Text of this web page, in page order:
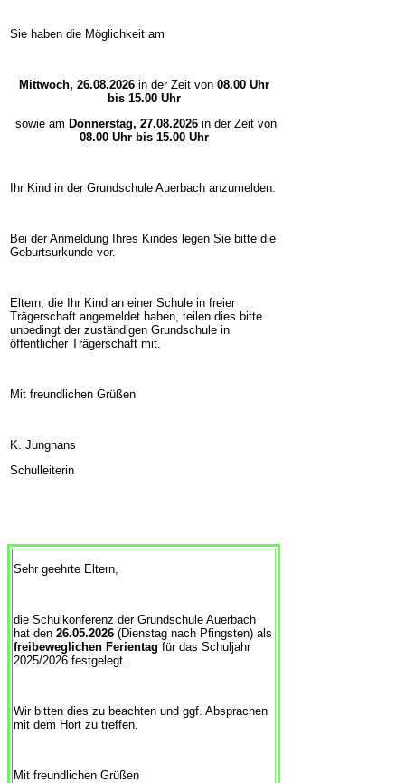
Sie haben die Möglichkeit am
Mittwoch, 26.08.2026in der Zeit von 08.00 Uhr
bis 15.00 Uhr
sowie am Donnerstag, 27.08.2026in der Zeit von
08.00 Uhr bis 15.00 Uhr
Ihr Kind in der Grundschule Auerbach anzumelden.
Bei der Anmeldung Ihres Kindes legen Sie bitte die
Geburtsurkunde vor.
Eltern, die Ihr Kind an einer Schule in freier
Trägerschaft angemeldet haben, teilen dies bitte
unbedingt der zuständigen Grundschule in
öffentlicher Trägerschaft mit.
Mit freundlichen Grüßen
K. Junghans
Schulleiterin
Sehr geehrte Eltern,
die Schulkonferenz der Grundschule Auerbach
hat den 26.05.2026 (Dienstag nach Pfingsten) als
freibeweglichen Ferientag für das Schuljahr
2025/2026 festgelegt.
Wir bitten dies zu beachten und ggf. Absprachen
mit dem Hort zu treffen.
Mit freundlichen Grüßen